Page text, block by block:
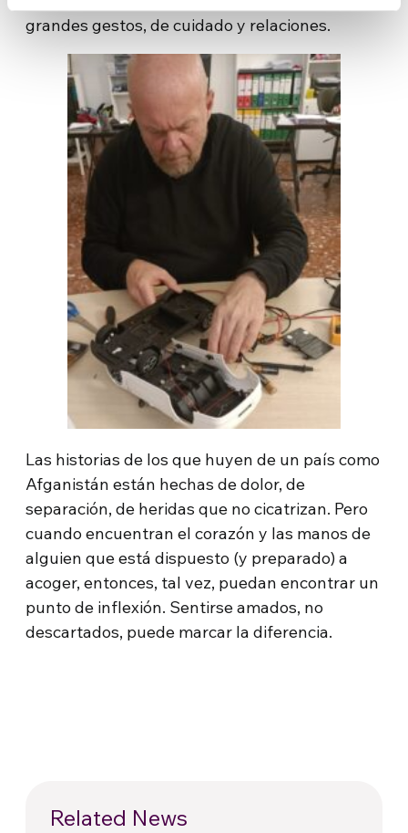
grandes gestos, de cuidado y relaciones.
Las historias de los que huyen de un país como
Afganistán están hechas de dolor, de
separación, de heridas que no cicatrizan. Pero
cuando encuentran el corazón y las manos de
alguien que está dispuesto (y preparado) a
acoger, entonces, tal vez, puedan encontrar un
punto de inflexión. Sentirse amados, no
descartados, puede marcar la diferencia.
Related News